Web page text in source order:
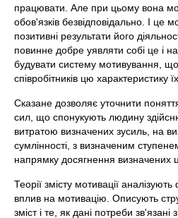
працювати. Але при цьому вона
обов'язків безвідповідально. І це
позитивні результати його
повинне добре уявляти собі це і
будувати систему мотивування,
співробітників цю характеристику
Сказане дозволяє уточнити
сил, що спонукують людину
витратою визначених зусиль, на
сумлінності, з визначеним
напрямку досягнення визначених
Теорії змісту мотивації
вплив на мотивацію. Описують
зміст і те, як дані потреби